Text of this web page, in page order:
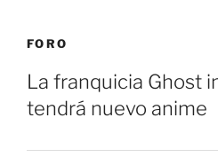
FORO
La franquicia Ghost
tendrá nuevo anime